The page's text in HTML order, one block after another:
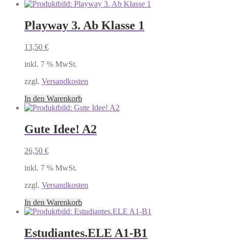
Playway 3. Ab Klasse 1
13,50 €
inkl. 7 % MwSt.
zzgl. Versandkosten
In den Warenkorb
Gute Idee! A2
26,50 €
inkl. 7 % MwSt.
zzgl. Versandkosten
In den Warenkorb
Estudiantes.ELE A1-B1